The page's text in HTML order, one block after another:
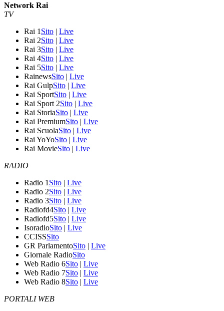
Network Rai
TV
Rai 1 Sito | Live
Rai 2Sito | Live
Rai 3Sito | Live
Rai 4Sito | Live
Rai 5Sito | Live
RainewsSito | Live
Rai GulpSito | Live
Rai SportSito | Live
Rai Sport 2Sito | Live
Rai StoriaSito | Live
Rai PremiumSito | Live
Rai ScuolaSito | Live
Rai YoYoSito | Live
Rai MovieSito | Live
RADIO
Radio 1 Sito | Live
Radio 2Sito | Live
Radio 3Sito | Live
Radiofd4Sito | Live
Radiofd5Sito | Live
IsoradioSito | Live
CCISSSito
GR ParlamentoSito | Live
Giornale RadioSito
Web Radio 6Sito | Live
Web Radio 7Sito | Live
Web Radio 8Sito | Live
PORTALI WEB